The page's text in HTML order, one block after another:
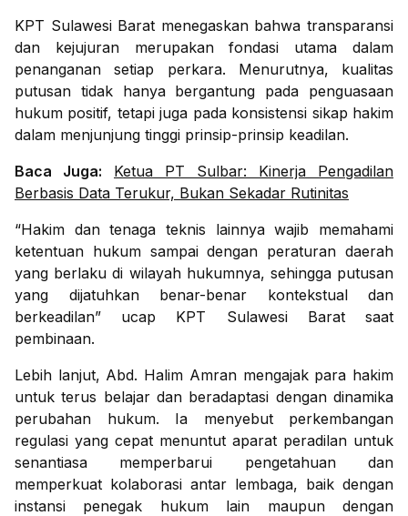
KPT Sulawesi Barat menegaskan bahwa transparansi
dan kejujuran merupakan fondasi utama dalam
penanganan setiap perkara. Menurutnya, kualitas
putusan tidak hanya bergantung pada penguasaan
hukum positif, tetapi juga pada konsistensi sikap hakim
dalam menjunjung tinggi prinsip-prinsip keadilan.
Baca Juga:
Ketua PT Sulbar: Kinerja Pengadilan
Berbasis Data Terukur, Bukan Sekadar Rutinitas
“Hakim dan tenaga teknis lainnya wajib memahami
ketentuan hukum sampai dengan peraturan daerah
yang berlaku di wilayah hukumnya, sehingga putusan
yang dijatuhkan benar-benar kontekstual dan
berkeadilan” ucap KPT Sulawesi Barat saat
pembinaan.
Lebih lanjut, Abd. Halim Amran mengajak para hakim
untuk terus belajar dan beradaptasi dengan dinamika
perubahan hukum. Ia menyebut perkembangan
regulasi yang cepat menuntut aparat peradilan untuk
senantiasa memperbarui pengetahuan dan
memperkuat kolaborasi antar lembaga, baik dengan
instansi penegak hukum lain maupun dengan